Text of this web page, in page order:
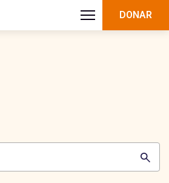
DONAR